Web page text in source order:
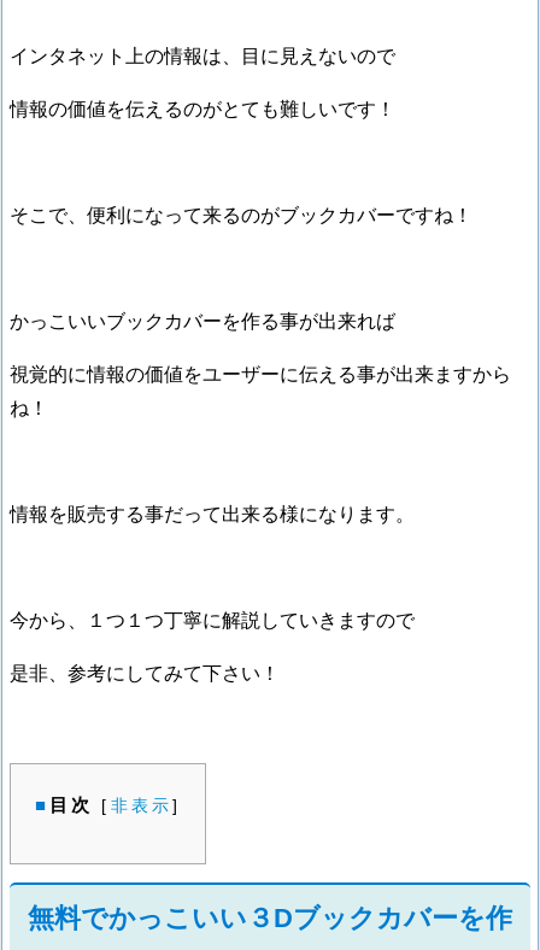
インタネット上の情報は、目に見えないので
情報の価値を伝えるのがとても難しいです！
そこで、便利になって来るのがブックカバーですね！
かっこいいブックカバーを作る事が出来れば
視覚的に情報の価値をユーザーに伝える事が出来ますから
ね！
情報を販売する事だって出来る様になります。
今から、１つ１つ丁寧に解説していきますので
是非、参考にしてみて下さい！
目次 [ 非表示 ]
無料でかっこいい３Dブックカバーを作